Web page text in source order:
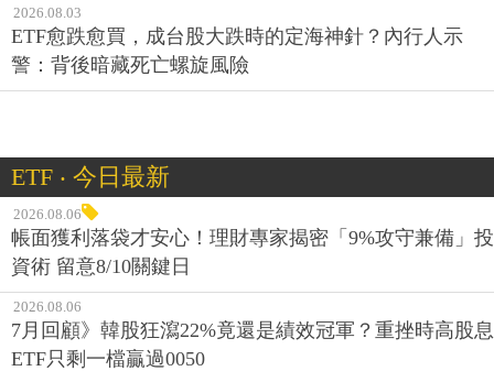
2026.08.03
ETF愈跌愈買，成台股大跌時的定海神針？內行人示
警：背後暗藏死亡螺旋風險
ETF ‧ 今日最新
2026.08.06
帳面獲利落袋才安心！理財專家揭密「9%攻守兼備」投
資術 留意8/10關鍵日
2026.08.06
7月回顧》韓股狂瀉22%竟還是績效冠軍？重挫時高股息
ETF只剩一檔贏過0050